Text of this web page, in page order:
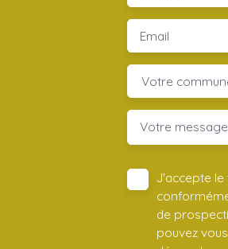
Email
Votre
Votre message
J'accepte
de
pouvez